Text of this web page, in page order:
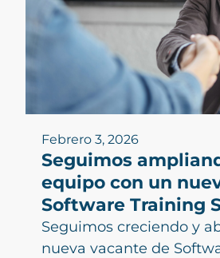
Febrero 3, 2026
Seguimos
equipo con un
Software Training
Seguimos creciendo y
nueva vacante de